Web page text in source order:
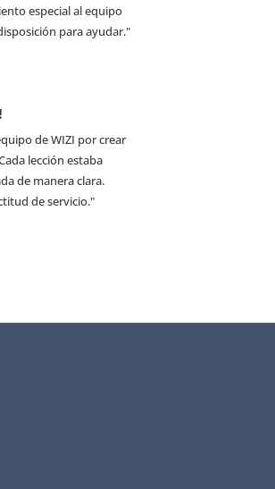
especial al equipo
para ayudar."
de WIZI por crear
lección estaba
de manera clara.
de servicio."